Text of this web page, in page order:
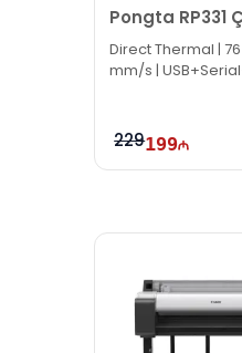
Pongta RP331
Direct Thermal |
mm/s |
229199